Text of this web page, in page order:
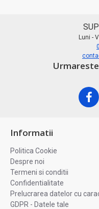
Luni -
Informatii
Politica Cookie
Despre noi
Termeni si conditii
Confidentialitate
Prelucrarea datelor cu
GDPR - Datele tale